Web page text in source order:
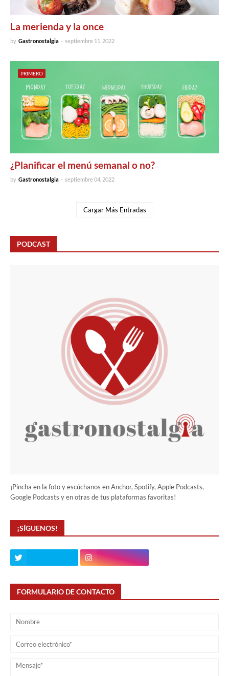
La merienda y la once
by Gastronostalgia - septiembre 11, 2022
PRIMERO
¿Planificar el menú semanal o no?
by Gastronostalgia - septiembre 04, 2022
Cargar Más Entradas
PODCAST
¡Pincha en la foto y escúchanos en Anchor, Spotify, Apple Podcasts,
Google Podcasts y en otras de tus plataformas favoritas!
¡SÍGUENOS!
FORMULARIO DE CONTACTO